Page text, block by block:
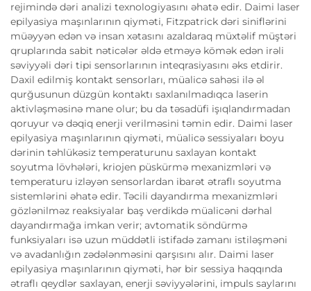
rejimində dəri analizi texnologiyasını əhatə edir. Daimi laser
epilyasiya maşınlarının qiyməti, Fitzpatrick dəri siniflərini
müəyyən edən və insan xətasını azaldaraq müxtəlif müştəri
qruplarında sabit nəticələr əldə etməyə kömək edən irəli
səviyyəli dəri tipi sensorlarının inteqrasiyasını əks etdirir.
Daxil edilmiş kontakt sensorları, müalicə sahəsi ilə əl
qurğusunun düzgün kontaktı saxlanılmadıqca laserin
aktivləşməsinə mane olur; bu da təsadüfi işıqlandırmadan
qoruyur və dəqiq enerji verilməsini təmin edir. Daimi laser
epilyasiya maşınlarının qiyməti, müalicə sessiyaları boyu
dərinin təhlükəsiz temperaturunu saxlayan kontakt
soyutma lövhələri, kriojen püskürmə mexanizmləri və
temperaturu izləyən sensorlardan ibarət ətraflı soyutma
sistemlərini əhatə edir. Təcili dayandırma mexanizmləri
gözlənilməz reaksiyalar baş verdikdə müalicəni dərhal
dayandırmağa imkan verir; avtomatik söndürmə
funksiyaları isə uzun müddətli istifadə zamanı istiləşməni
və avadanlığın zədələnməsini qarşısını alır. Daimi laser
epilyasiya maşınlarının qiyməti, hər bir sessiya haqqında
ətraflı qeydlər saxlayan, enerji səviyyələrini, impuls saylarını